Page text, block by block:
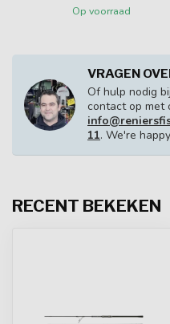
Op voorraad
VRAGEN
Of hulp nodig
contact op met
11. We're
RECENT BEKEKEN